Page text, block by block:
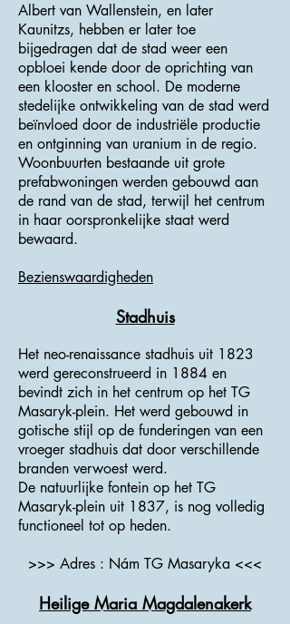
Albert van Wallenstein, en later
Kaunitzs, hebben er later toe
bijgedragen dat de stad weer een
opbloei kende door de oprichting van
een klooster en school. De moderne
stedelijke ontwikkeling van de stad werd
beïnvloed door de industriële productie
en ontginning van uranium in de regio.
Woonbuurten bestaande uit grote
prefabwoningen werden gebouwd aan
de rand van de stad, terwijl het centrum
in haar oorspronkelijke staat werd
bewaard.
Bezienswaardigheden
Stadhuis
Het neo-renaissance stadhuis uit 1823
werd gereconstrueerd in 1884 en
bevindt zich in het centrum op het TG
Masaryk-plein. Het werd gebouwd in
gotische stijl op de funderingen van een
vroeger stadhuis dat door verschillende
branden verwoest werd.
De natuurlijke fontein op het TG
Masaryk-plein uit 1837, is nog volledig
functioneel tot op heden.
>>> Adres : Nám TG Masaryka <<<
Heilige Maria Magdalenakerk